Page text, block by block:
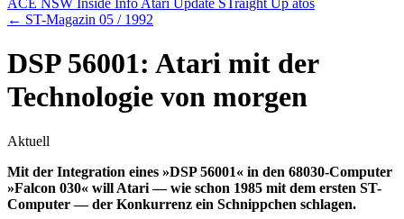
ACE NSW Inside Info Atari Update STraight Up atos
← ST-Magazin 05 / 1992
DSP 56001: Atari mit der
Technologie von morgen
Aktuell
Mit der Integration eines »DSP 56001« in den 68030-Computer
»Falcon 030« will Atari — wie schon 1985 mit dem ersten ST-
Computer — der Konkurrenz ein Schnippchen schlagen.